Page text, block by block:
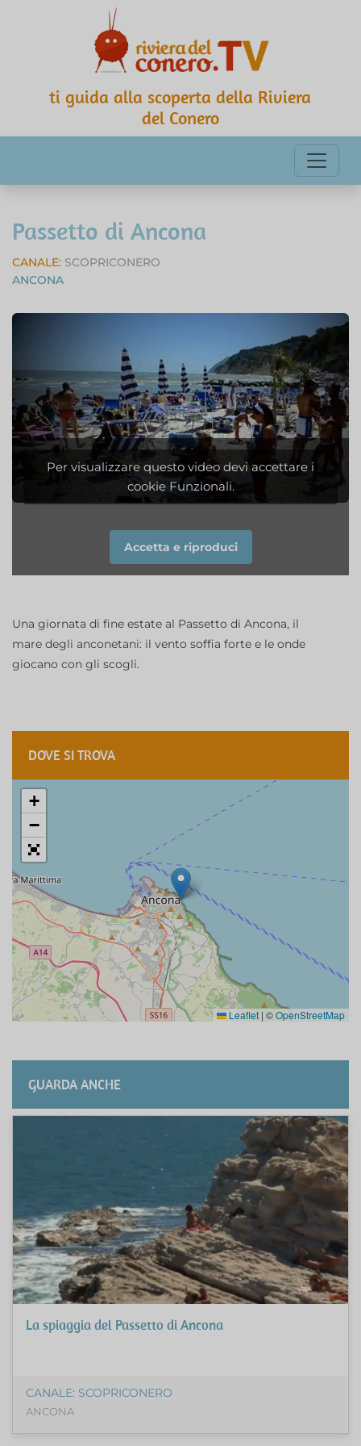
ti guida alla scoperta della Riviera
del Conero
Passetto di Ancona
CANALE: SCOPRICONERO
ANCONA
Per visualizzare questo video devi accettare i
cookie Funzionali.
Accetta e riproduci
Una giornata di fine estate al Passetto di Ancona, il
mare degli anconetani: il vento soffia forte e le onde
giocano con gli scogli.
DOVE SI TROVA
+
−
Leaflet | ©OpenStreetMap
GUARDA ANCHE
La spiaggia del Passetto di Ancona
CANALE: SCOPRICONERO
ANCONA